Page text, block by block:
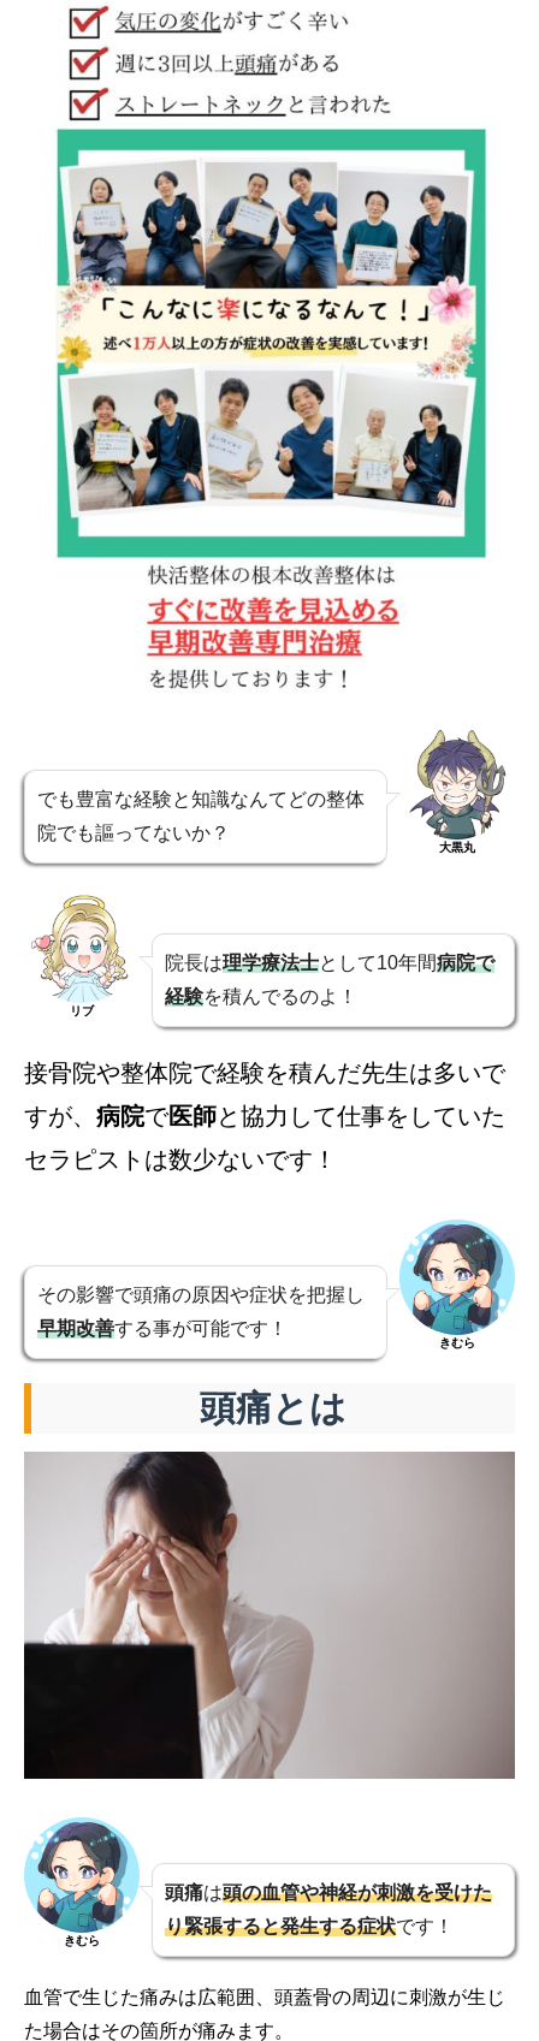
でも豊富な経験と知識なんてどの整体
院でも謳ってないか？
大黒丸
リブ
院長は理学療法士として10年間病院で
経験を積んでるのよ！
接骨院や整体院で経験を積んだ先生は多いで
すが、 病院で医師と協力して仕事をしていた
セラピストは数少ないです！
その影響で頭痛の原因や症状を把握し
早期改善する事が可能です！
きむら
頭痛とは
きむら
頭痛は頭の血管や神経が刺激を受けた
り緊張すると発生する症状です！
血管で生じた痛みは広範囲、頭蓋骨の周辺に刺激が生じ
た場合はその箇所が痛みます。